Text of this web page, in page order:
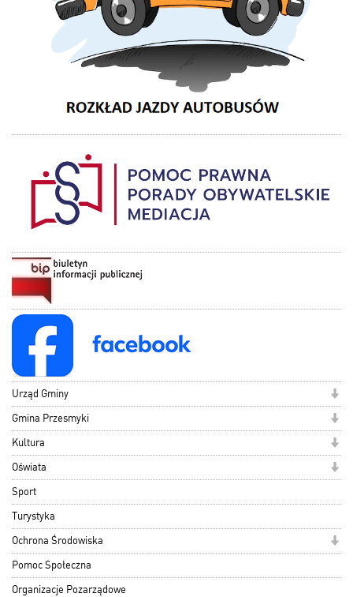
Urząd Gminy
Gmina Przesmyki
Kultura
Oświata
Sport
Turystyka
Ochrona Środowiska
Pomoc Społeczna
Organizacje Pozarządowe